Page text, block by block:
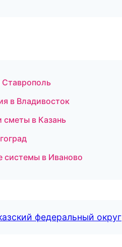
Ставрополь
в Владивосток
в Казань
системы в Иваново
федеральный округ